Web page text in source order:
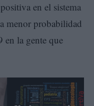
en el sistema
menor probabilidad
la gente que